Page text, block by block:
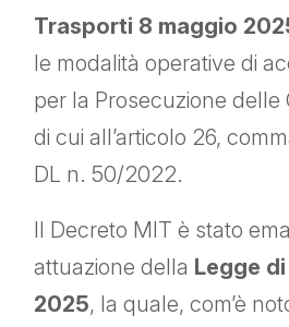
Trasporti 8 maggio
le modalità operative di
per la Prosecuzione delle
di cui all’articolo 26,
DL n. 50/2022.
Il Decreto MIT è stato
attuazione della Legge
2025, la quale, com’è